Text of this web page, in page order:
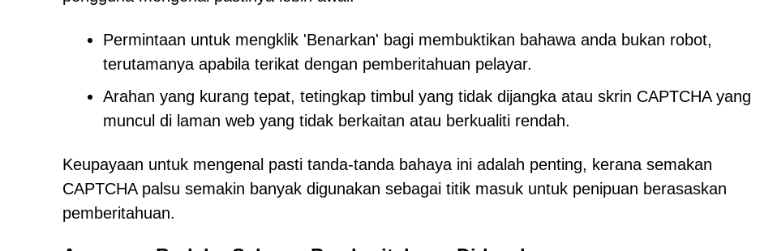
Permintaan untuk mengklik 'Benarkan' bagi membuktikan bahawa anda bukan robot,
terutamanya apabila terikat dengan pemberitahuan pelayar.
Arahan yang kurang tepat, tetingkap timbul yang tidak dijangka atau skrin CAPTCHA yang
muncul di laman web yang tidak berkaitan atau berkualiti rendah.
Keupayaan untuk mengenal pasti tanda-tanda bahaya ini adalah penting, kerana semakan
CAPTCHA palsu semakin banyak digunakan sebagai titik masuk untuk penipuan berasaskan
pemberitahuan.